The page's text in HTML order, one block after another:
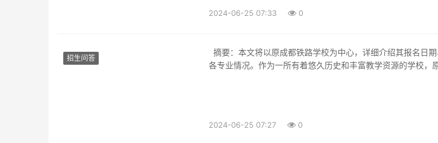
2024-06-25 07:33 0
招生问答
各专业情况。作为一所有着悠久历史和丰富教学资源的学校，
2024-06-25 07:27 0